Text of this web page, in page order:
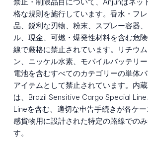
禁止・制限品目について、Anjunはネッ
格な規則を施行しています。香水・フ
品、鋭利な刃物、粉末、スプレー容器
ル、現金、可燃・爆発性材料を含む危
線で厳格に禁止されています。リチウ
ン、ニッケル水素、モバイルバッテリ
電池を含むすべてのカテゴリーの単体
アイテムとして禁止されています。内
は、Brazil Sensitive Cargo Special
Lineを含む、適切な申告手続きが各ケ
感貨物用に設計された特定の路線での
す。